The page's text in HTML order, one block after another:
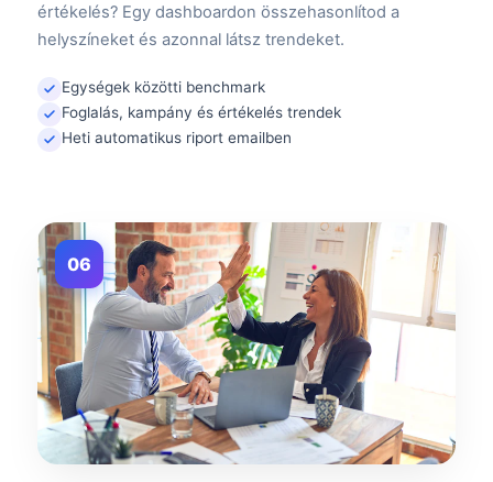
értékelés? Egy dashboardon összehasonlítod a
helyszíneket és azonnal látsz trendeket.
Egységek közötti benchmark
Foglalás, kampány és értékelés trendek
Heti automatikus riport emailben
06